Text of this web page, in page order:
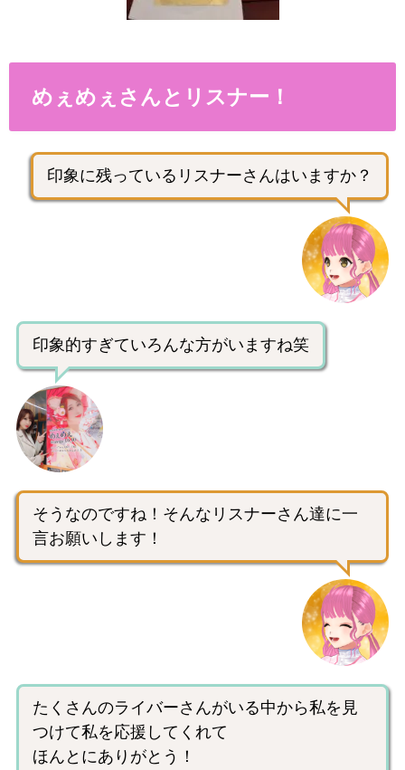
めぇめぇさんとリスナー！
印象に残っているリスナーさんはいますか？
印象的すぎていろんな方がいますね笑
そうなのですね！そんなリスナーさん達に一
言お願いします！
たくさんのライバーさんがいる中から私を見
つけて私を応援してくれて
ほんとにありがとう！